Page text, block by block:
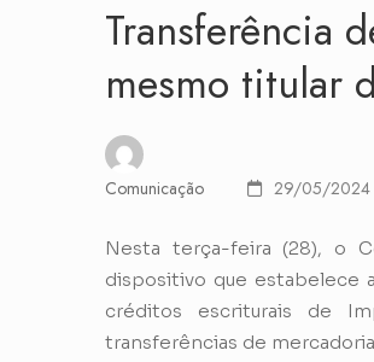
Transferência
mesmo titular
Comunicação 29/05/2024
Nesta terça-feira (28), o
dispositivo que estabelece
créditos escriturais de
transferências de